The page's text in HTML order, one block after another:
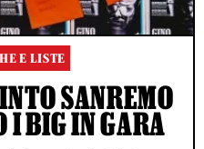
E LISTE
SANREMO
I BIG IN GARA